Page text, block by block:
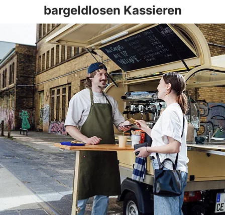
bargeldlosen Kassieren